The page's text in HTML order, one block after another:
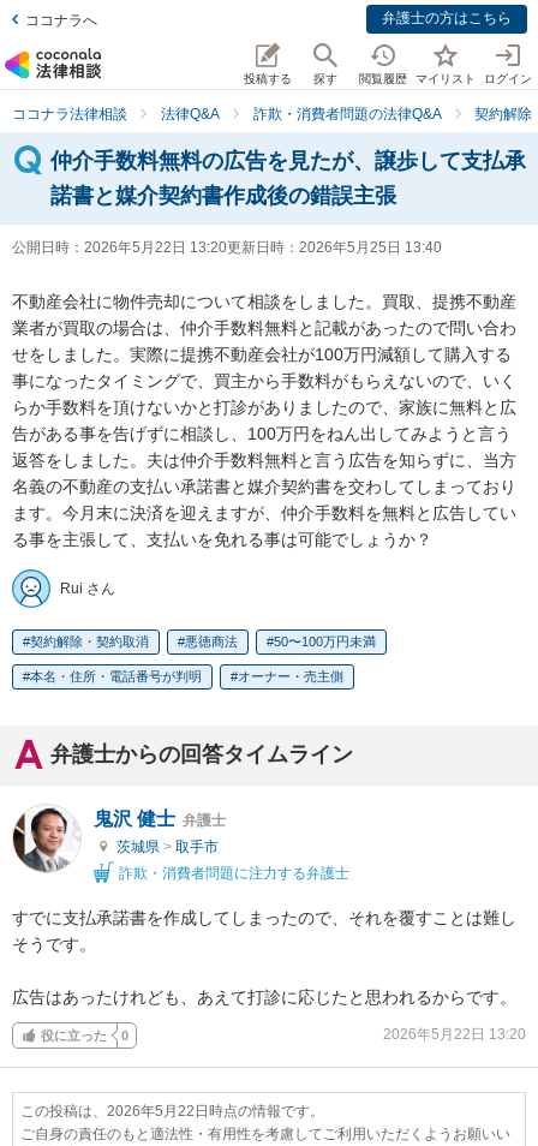
ココナラへ 弁護士の方はこちら
投稿する 探す 閲覧履歴 マイリスト ログイン
ココナラ法律相談 法律Q&A 詐欺・消費者問題の法律Q&A 契約解除
仲介手数料無料の広告を見たが、譲歩して支払承
諾書と媒介契約書作成後の錯誤主張
公開日時： 2026年5月22日 13:20更新日時： 2026年5月25日 13:40
不動産会社に物件売却について相談をしました。買取、提携不動産
業者が買取の場合は、仲介手数料無料と記載があったので問い合わ
せをしました。実際に提携不動産会社が100万円減額して購入する
事になったタイミングで、買主から手数料がもらえないので、いく
らか手数料を頂けないかと打診がありましたので、家族に無料と広
告がある事を告げずに相談し、100万円をねん出してみようと言う
返答をしました。夫は仲介手数料無料と言う広告を知らずに、当方
名義の不動産の支払い承諾書と媒介契約書を交わしてしまっており
ます。今月末に決済を迎えますが、仲介手数料を無料と広告してい
る事を主張して、支払いを免れる事は可能でしょうか？
Rui さん
契約解除・契約取消 悪徳商法 50〜100万円未満
本名・住所・電話番号が判明 オーナー・売主側
弁護士からの回答タイムライン
鬼沢 健士 弁護士
茨城県 > 取手市
詐欺・消費者問題に注力する弁護士
すでに支払承諾書を作成してしまったので、それを覆すことは難し
そうです。
広告はあったけれども、あえて打診に応じたと思われるからです。
役に立った 0 2026年5月22日 13:20
この投稿は、2026年5月22日時点の情報です。
ご自身の責任のもと適法性・有用性を考慮してご利用いただくようお願いい